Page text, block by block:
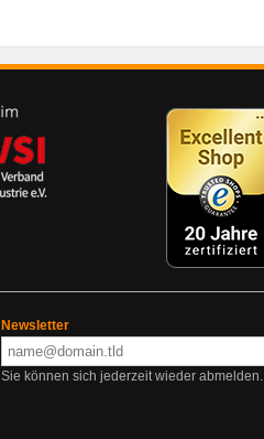
Newsletter
Sie können sich jederzeit wieder abmelden.